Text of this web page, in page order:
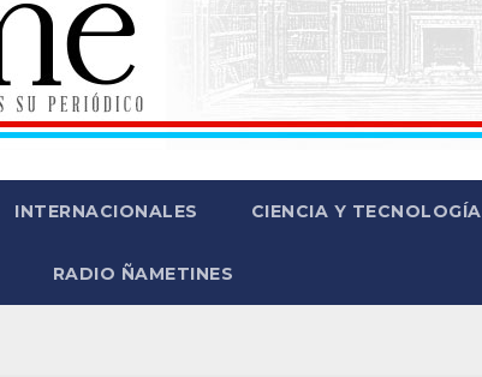
INTERNACIONALES CIENCIA Y TECNOLOGÍA
RADIO ÑAMETINES